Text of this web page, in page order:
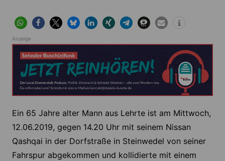
Anzeige
Ein 65 Jahre alter Mann aus Lehrte ist am Mittwoch,
12.06.2019, gegen 14.20 Uhr mit seinem Nissan
Qashqai in der Dorfstraße in Steinwedel von seiner
Fahrspur abgekommen und kollidierte mit einem